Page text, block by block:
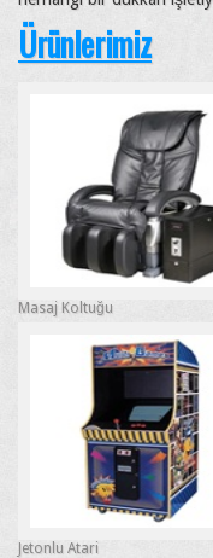
Ürünlerimiz
Masaj Koltuğu
Jetonlu Atari